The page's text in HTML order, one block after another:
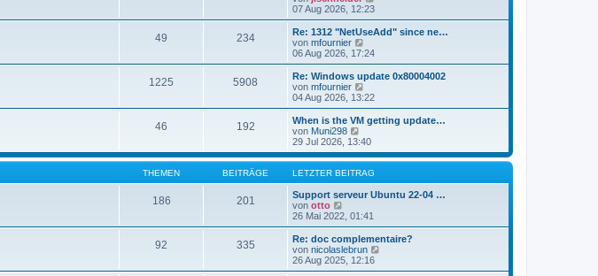
r B
e
i
r
g
u
e
B
r
07 Aug 2026, 12:23
49 234
Re: 1312 "NetUseAdd" since ne…
von mfournier
e
u
e
s
t
B
e
i
t
r
a
06 Aug 2026, 17:24
1225 5908
Re: Windows update 0x80004002
von mfournier
e
u
e
s
t
r
B
e
i
r
04 Aug 2026, 13:22
46 192
When is the VM getting update…
von Muni298
e
u
e
s
t
e
B
e
i
t
r
29 Jul 2026, 13:40
THEMEN BEITRÄGE LETZTER BEITRAG
186 201
Support serveur Ubuntu 22-04 …
von otto
e
u
e
s
t
e
26 Mai 2022, 01:41
92 335
Re: doc complementaire?
von nicolaslebrun
u
26 Aug 2025, 12:16